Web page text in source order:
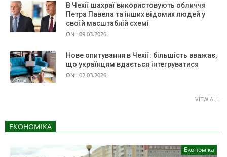
В Чехії шахраї використовують обличчя
Петра Павела та інших відомих людей у
своїй масштабній схемі
ON: 09.03.2026
Нове опитування в Чехії: більшість вважає,
що українцям вдається інтегруватися
ON: 02.03.2026
VIEW ALL
ЕКОНОМІКА
Економіка